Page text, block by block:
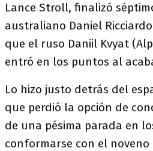
Lance Stroll, finalizó
australiano Daniel
que el ruso Daniil Kvyat
entró en los puntos al
Lo hizo justo detrás del
que perdió la opción de
de una pésima parada en
conformarse con el noveno